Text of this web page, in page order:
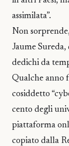
assimilata”.
Non
Jaume
dedichi da
Qualche anno
cosiddetto
cento degli
piattaforma
copiato dalla